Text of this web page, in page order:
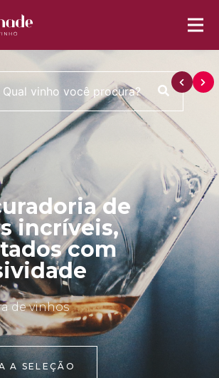
de
incríveis,
com
de vinhos
A SELEÇÃO